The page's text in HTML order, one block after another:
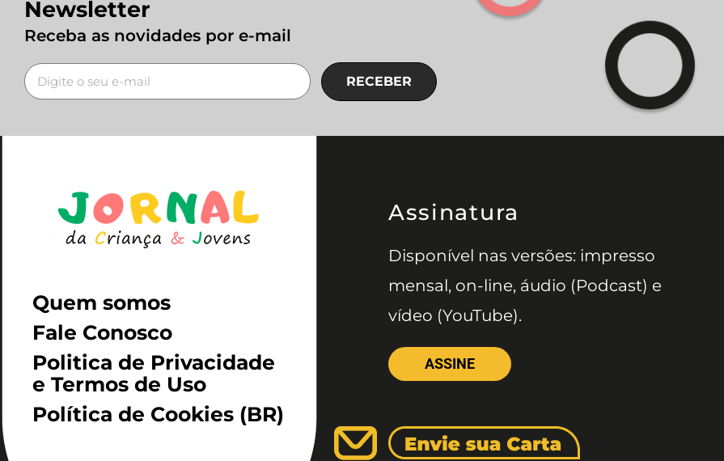
Newsletter
Receba as novidades por e-mail
RECEBER
Quem somos
Fale Conosco
Politica de Privacidade
e Termos de Uso
Política de Cookies (BR)
Assinatura
Disponível nas versões: impresso
mensal, on-line, áudio (Podcast) e
vídeo (YouTube).
ASSINE